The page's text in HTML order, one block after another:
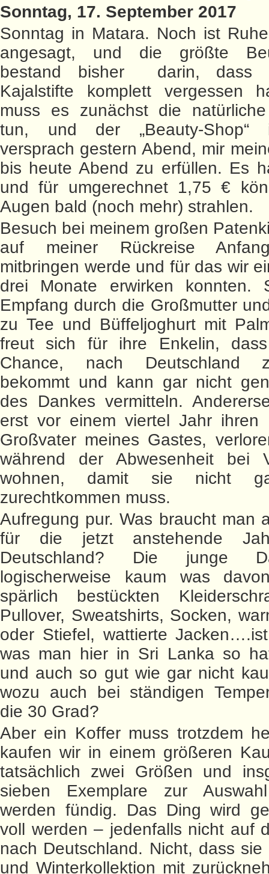
Sonntag, 17. September 2017
Sonntag in Matara. Noch ist
angesagt, und die größte
bestand bisher darin, dass
Kajalstifte komplett vergessen
muss es zunächst die
tun, und der „Beauty-Shop“
versprach gestern Abend, mir
bis heute Abend zu erfüllen. Es
und für umgerechnet 1,75 €
Augen bald (noch mehr) strahlen.
Besuch bei meinem großen
auf meiner Rückreise
mitbringen werde und für das wir
drei Monate erwirken konnten.
Empfang durch die Großmutter
zu Tee und Büffeljoghurt mit
freut sich für ihre Enkelin,
Chance, nach Deutschland
bekommt und kann gar nicht
des Dankes vermitteln.
erst vor einem viertel Jahr ihren
Großvater meines Gastes,
während der Abwesenheit bei
wohnen, damit sie nicht
zurechtkommen muss.
Aufregung pur. Was braucht man
für die jetzt anstehende
Deutschland? Die junge
logischerweise kaum was
spärlich bestückten
Pullover, Sweatshirts, Socken,
oder Stiefel, wattierte
was man hier in Sri Lanka so
und auch so gut wie gar nicht
wozu auch bei ständigen
die 30 Grad?
Aber ein Koffer muss trotzdem
kaufen wir in einem größeren
tatsächlich zwei Größen und
sieben Exemplare zur
werden fündig. Das Ding wird
voll werden – jedenfalls nicht auf
nach Deutschland. Nicht, dass sie
und Winterkollektion mit